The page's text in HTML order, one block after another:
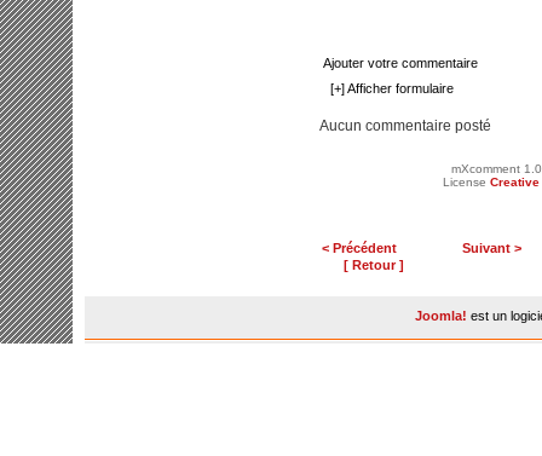
Ajouter votre commentaire
[+] Afficher formulaire
Aucun commentaire posté
mXcomment
License Creative
< Précédent
Suivant >
[ Retour ]
Joomla! est un